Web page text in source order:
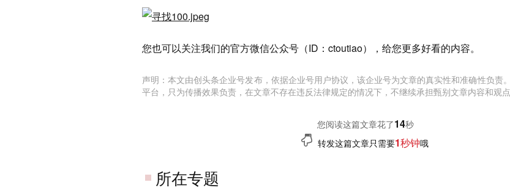
您也可以关注我们的官方微信公众号（ID：ctoutiao），给您更多好看的内容。
声明：本文由创头条企业号发布，依据企业号用户协议，该企业号为文章的真实性和准确性负责
平台，只为传播效果负责，在文章不存在违反法律规定的情况下，不继续承担甄别文章内容和观点
您阅读这篇文章花了15秒
转发这篇文章只需要1秒钟哦
所在专题